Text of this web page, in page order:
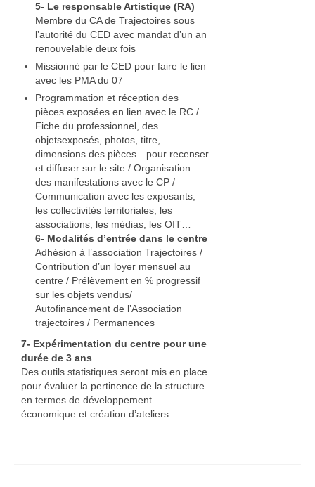
5‐ Le responsable Artistique (RA)
Membre du CA de Trajectoires sous
l’autorité du CED avec mandat d’un an
renouvelable deux fois
Missionné par le CED pour faire le lien
avec les PMA du 07
Programmation et réception des
pièces exposées en lien avec le RC /
Fiche du professionnel, des
objetsexposés, photos, titre,
dimensions des pièces…pour recenser
et diffuser sur le site / Organisation
des manifestations avec le CP /
Communication avec les exposants,
les collectivités territoriales, les
associations, les médias, les OIT…
6‐ Modalités d’entrée dans le centre
Adhésion à l’association Trajectoires /
Contribution d’un loyer mensuel au
centre / Prélèvement en % progressif
sur les objets vendus/
Autofinancement de l’Association
trajectoires / Permanences
7- Expérimentation du centre pour une
durée de 3 ans
Des outils statistiques seront mis en place
pour évaluer la pertinence de la structure
en termes de développement
économique et création d’ateliers